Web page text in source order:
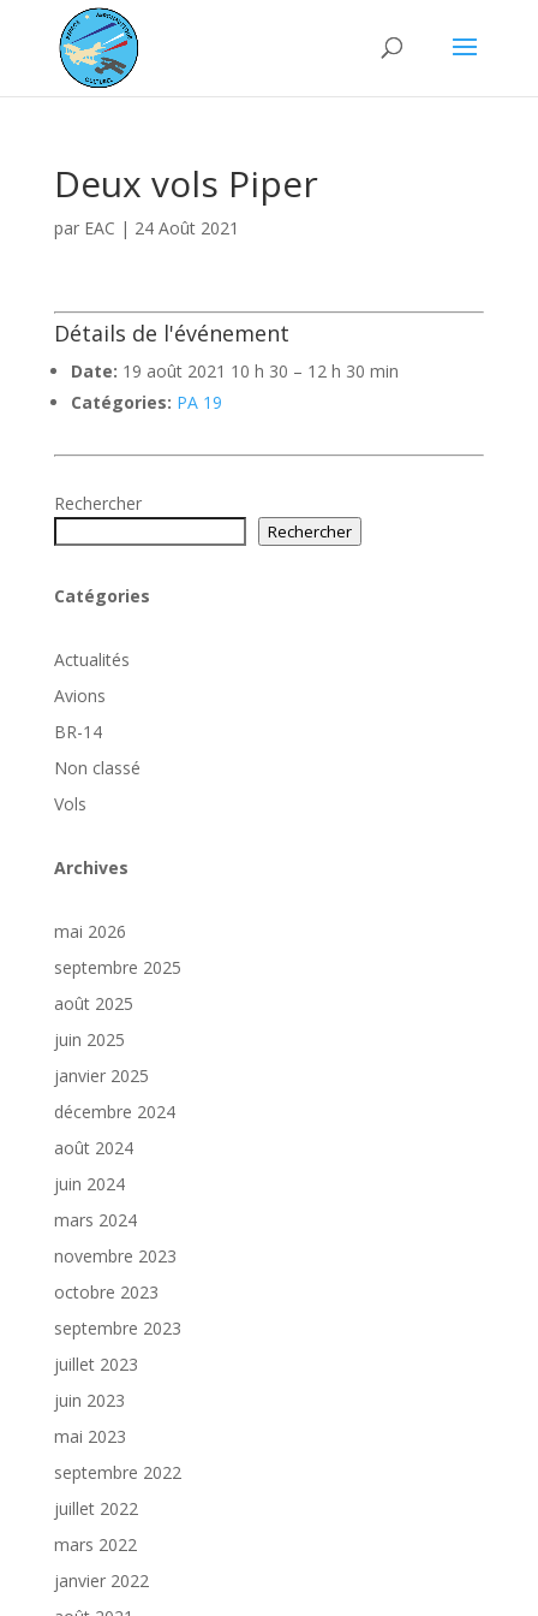
Deux vols Piper
par EAC | 24 Août 2021
Détails de l'événement
Date: 19 août 2021 10 h 30 – 12 h 30 min
Catégories: PA 19
Rechercher
Rechercher
Catégories
Actualités
Avions
BR-14
Non classé
Vols
Archives
mai 2026
septembre 2025
août 2025
juin 2025
janvier 2025
décembre 2024
août 2024
juin 2024
mars 2024
novembre 2023
octobre 2023
septembre 2023
juillet 2023
juin 2023
mai 2023
septembre 2022
juillet 2022
mars 2022
janvier 2022